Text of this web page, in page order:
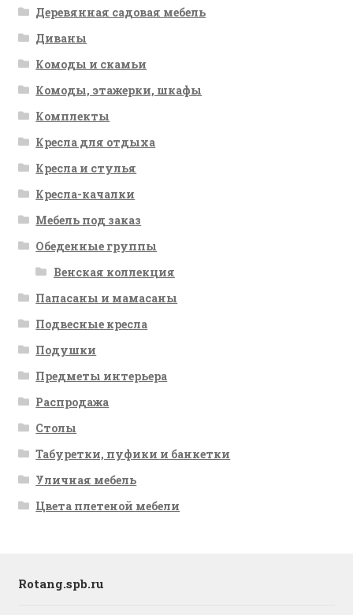
Деревянная садовая мебель
Диваны
Комоды и скамьи
Комоды, этажерки, шкафы
Комплекты
Кресла для отдыха
Кресла и стулья
Кресла-качалки
Мебель под заказ
Обеденные группы
Венская коллекция
Папасаны и мамасаны
Подвесные кресла
Подушки
Предметы интерьера
Распродажа
Столы
Табуретки, пуфики и банкетки
Уличная мебель
Цвета плетеной мебели
Rotang.spb.ru